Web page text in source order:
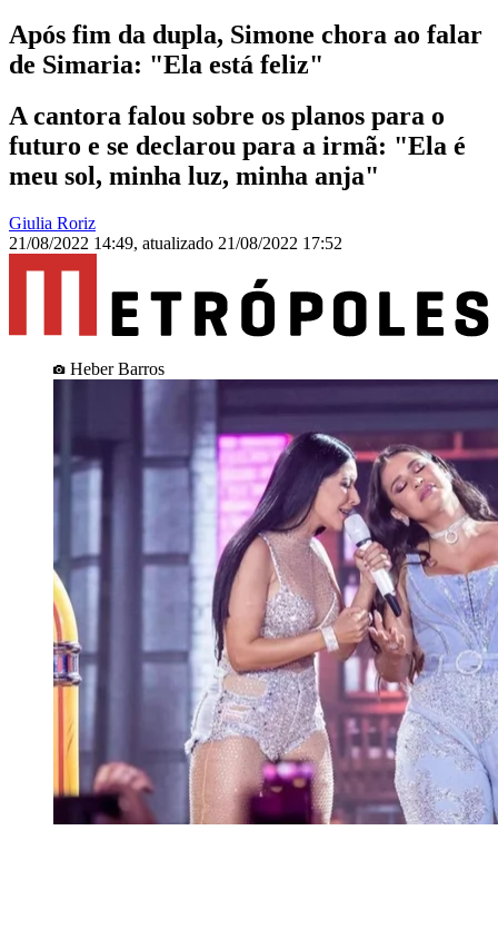
Após fim da dupla, Simone chora ao falar
de Simaria: "Ela está feliz"
A cantora falou sobre os planos para o
futuro e se declarou para a irmã: "Ela é
meu sol, minha luz, minha anja"
Giulia Roriz
21/08/2022 14:49, atualizado 21/08/2022 17:52
Heber Barros